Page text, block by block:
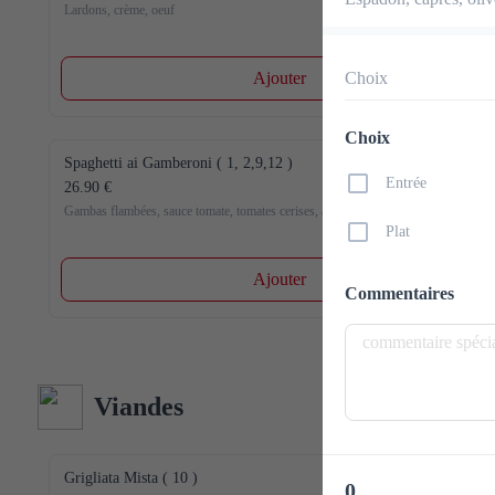
Lardons, crème, oeuf
Ajouter
Spaghetti ai Gamberoni ( 1, 2,9,12 )
26.90 €
Gambas flambées, sauce tomate, tomates cerises, ail, persil
Ajouter
Viandes
Grigliata Mista ( 10 )
Choix
Choix
Entrée
Plat
Commentaires